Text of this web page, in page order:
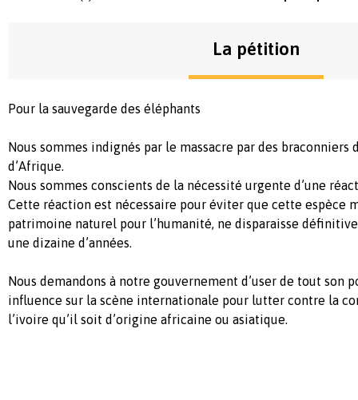
La pétition
Pour la sauvegarde des éléphants
Nous sommes indignés par le massacre par des braconniers
d’Afrique.
Nous sommes conscients de la nécessité urgente d’une
Cette réaction est nécessaire pour éviter que cette espèce
patrimoine naturel pour l’humanité, ne disparaisse
une dizaine d’années.
Nous demandons à notre gouvernement d’user de tout son
influence sur la scène internationale pour lutter contre la
l’ivoire qu’il soit d’origine africaine ou asiatique.